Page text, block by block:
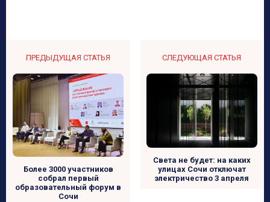
ПРЕДЫДУЩАЯ СТАТЬЯ
Более 3000 участников
собрал первый
образовательный форум в
Сочи
СЛЕДУЮЩАЯ СТАТЬЯ
Света не будет: на каких
улицах Сочи отключат
электричество 3 апреля